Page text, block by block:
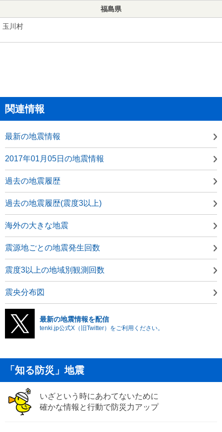
福島県
玉川村
関連情報
最新の地震情報
2017年01月05日の地震情報
過去の地震履歴
過去の地震履歴(震度3以上)
海外の大きな地震
震源地ごとの地震発生回数
震度3以上の地域別観測回数
震央分布図
最新の地震情報を配信
tenki.jp公式X（旧Twitter）をご利用ください。
「知る防災」地震
いざという時にあわてないために
確かな情報と行動で防災力アップ